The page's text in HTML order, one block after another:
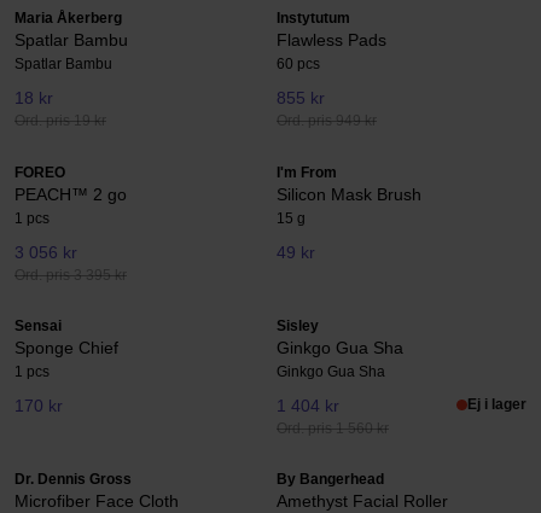
Maria Åkerberg
Spatlar Bambu
Spatlar Bambu
18 kr
Ord. pris 19 kr
Instytutum
Flawless Pads
60 pcs
855 kr
Ord. pris 949 kr
FOREO
PEACH™ 2 go
1 pcs
3 056 kr
Ord. pris 3 395 kr
I'm From
Silicon Mask Brush
15 g
49 kr
Sensai
Sponge Chief
1 pcs
170 kr
Sisley
Ginkgo Gua Sha
Ginkgo Gua Sha
1 404 kr
Ord. pris 1 560 kr
Ej i lager
Dr. Dennis Gross
Microfiber Face Cloth
By Bangerhead
Amethyst Facial Roller